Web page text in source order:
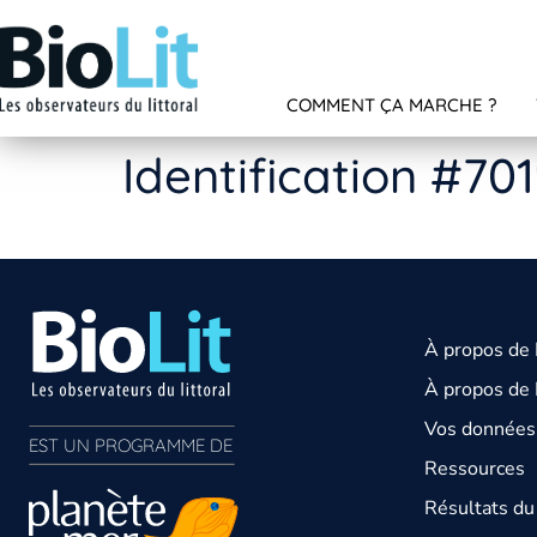
COMMENT ÇA MARCHE ?
Identification
EST UN PROGRAMME DE
À propos de
À propos de
Vos
Ressources
Résultats